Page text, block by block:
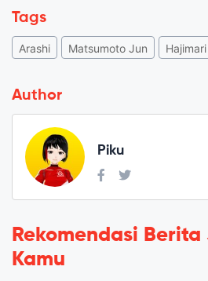
Tags
Arashi Matsumoto Jun
Author
Piku
Rekomendasi
Kamu